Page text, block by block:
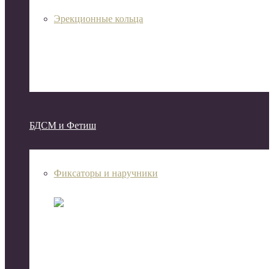
Эрекционные кольца
БДСМ и Фетиш
Фиксаторы и наручники